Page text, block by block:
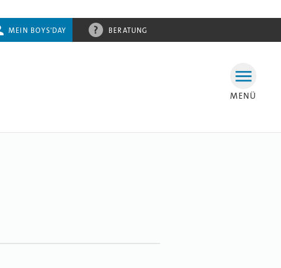
MEIN BOYS'DAY BERATUNG
MENÜ